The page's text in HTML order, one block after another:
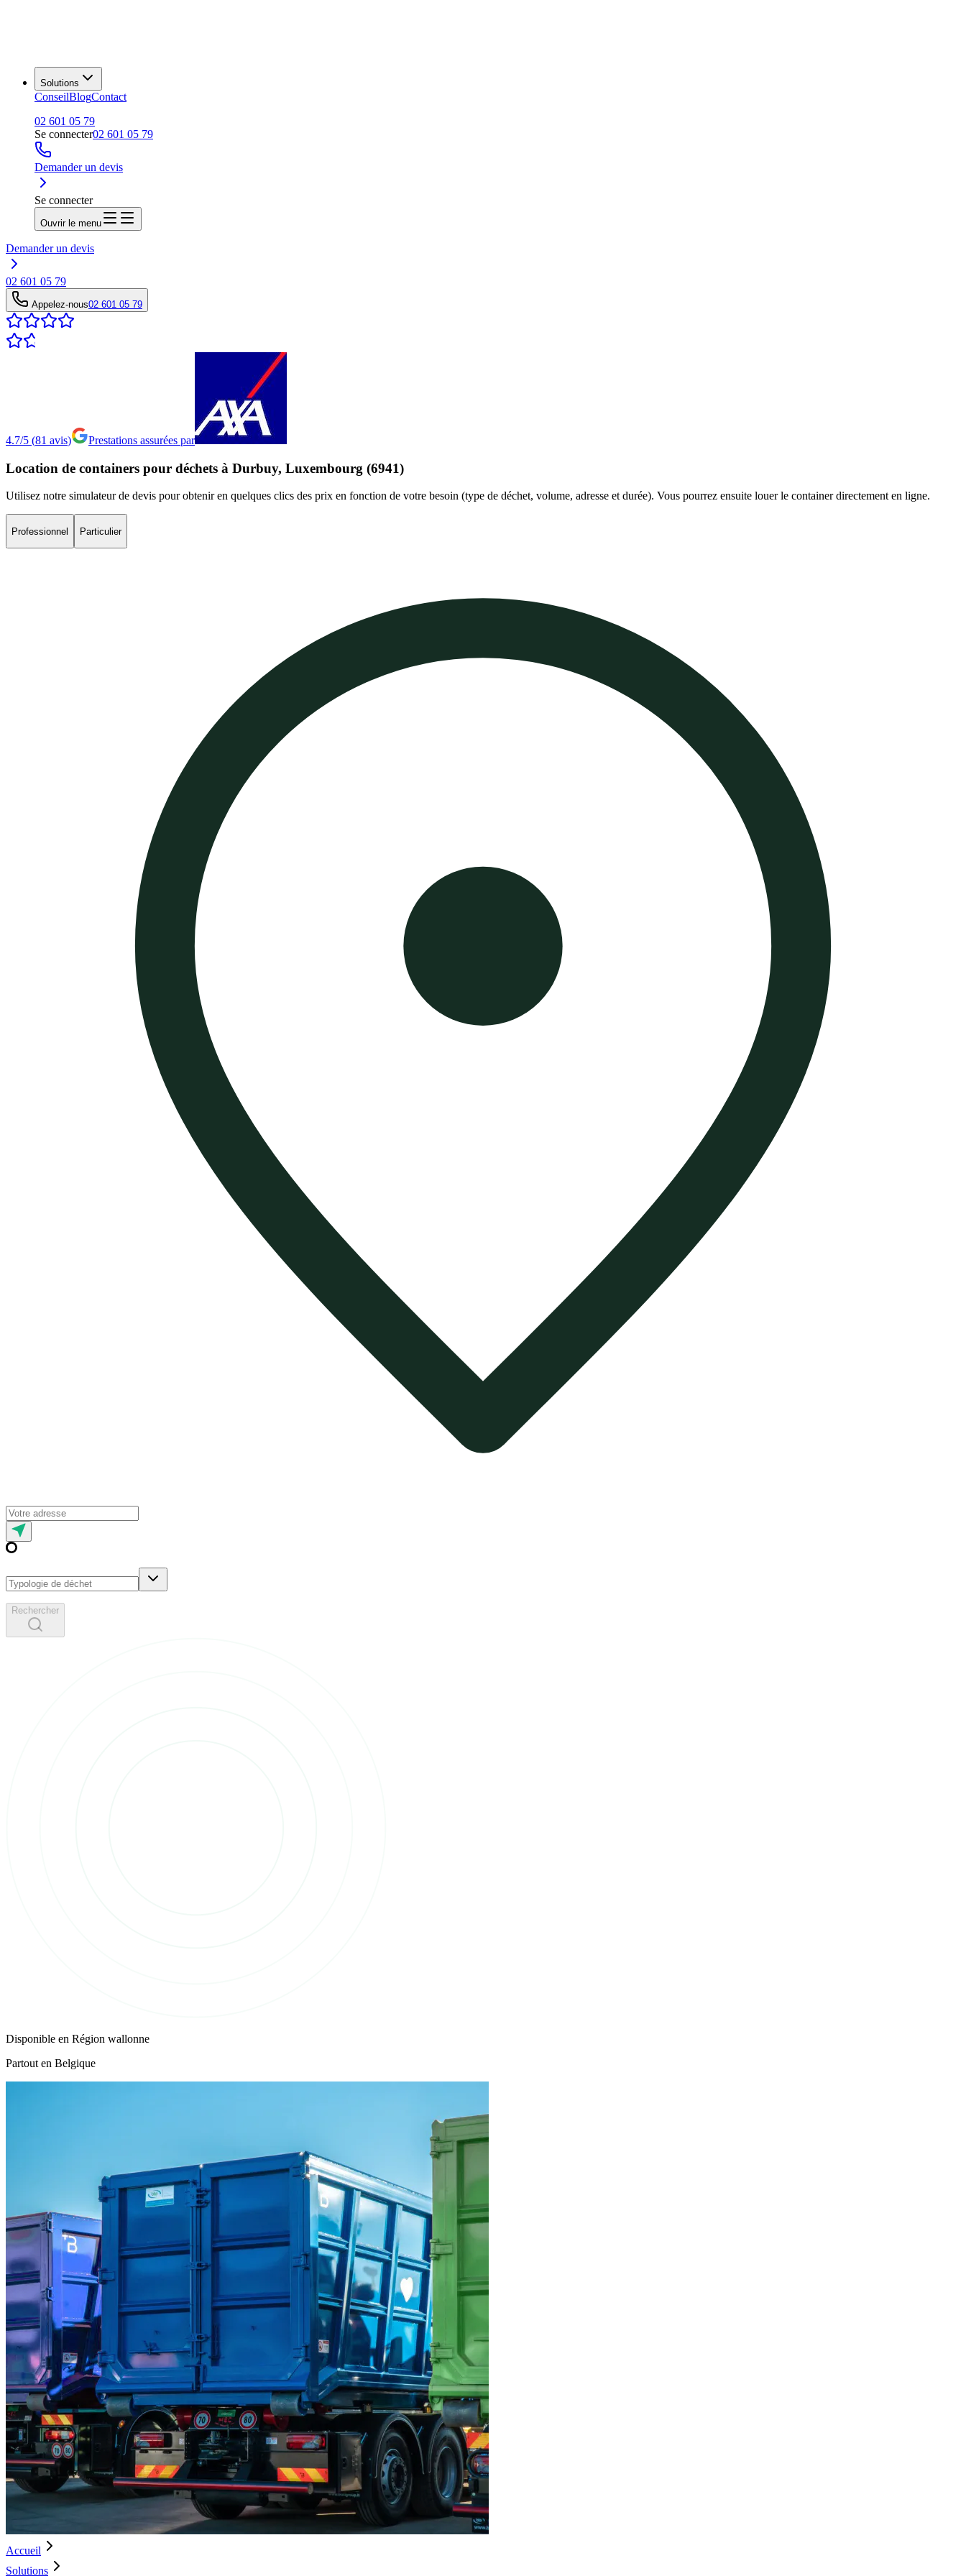
Solutions
ConseilBlogContact
02 601 05 79
Se connecter02 601 05 79
Demander un devis
Se connecter
Ouvrir le menu
Demander un devis
02 601 05 79
Appelez-nous02 601 05 79
4.7/5 (81 avis) Prestations assurées par
Location de containers pour déchets à Durbuy, Luxembourg (6941)
Utilisez notre simulateur de devis pour obtenir en quelques clics des prix en fonction de votre besoin (type de déchet, volume, adresse et durée). Vous pourrez ensuite louer le container directement en ligne.
Professionnel Particulier
Rechercher
Disponible en Région wallonne
Partout en Belgique
Accueil
Solutions